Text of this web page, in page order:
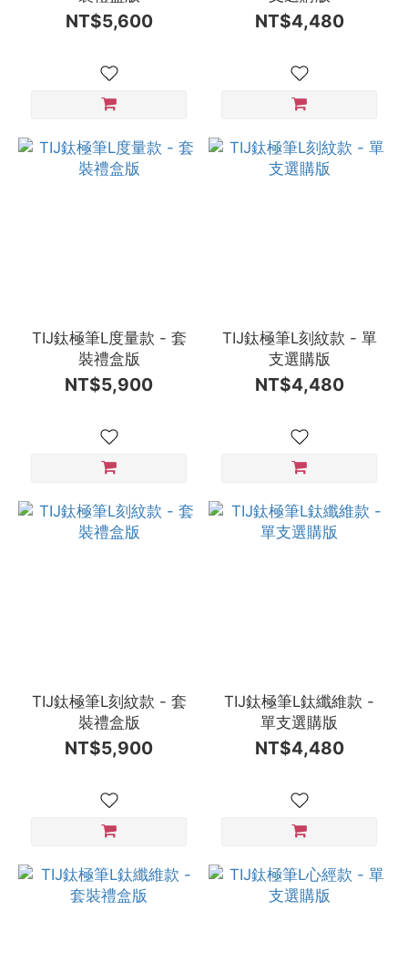
NT$5,600 NT$4,480
TIJ鈦極筆L度量款 - 套
裝禮盒版
NT$5,900
TIJ鈦極筆L刻紋款 - 單
支選購版
NT$4,480
TIJ鈦極筆L刻紋款 - 套
裝禮盒版
NT$5,900
TIJ鈦極筆L鈦纖維款 -
單支選購版
NT$4,480